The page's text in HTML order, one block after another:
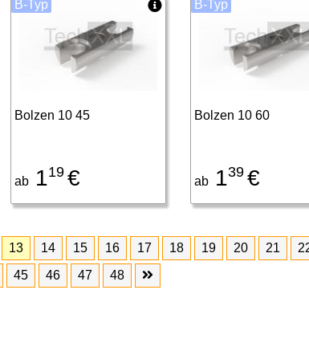
Bolzen 10 45
ab 119 €
B-Typ
Bolzen 10 60
ab139 €
B-Typ
13 14 15 16 17 18 19 20 21
45 46 47 48